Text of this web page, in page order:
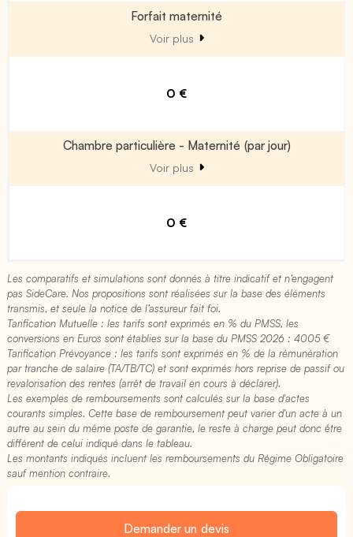
Forfait maternité
Voir plus
0 €
Chambre particulière - Maternité (par jour)
Voir plus
0 €
Les comparatifs et simulations sont donnés à titre indicatif et n’engagent
pas SideCare. Nos propositions sont réalisées sur la base des éléments
transmis, et seule la notice de l’assureur fait foi.
Tarification Mutuelle : les tarifs sont exprimés en % du PMSS, les
conversions en Euros sont établies sur la base du PMSS 2026 : 4005 €​
Tarification Prévoyance : les tarifs sont exprimés en % de la rémunération
par tranche de salaire (TA/TB/TC) et sont exprimés hors reprise de passif ou
revalorisation des rentes (arrêt de travail en cours à déclarer).
Les exemples de remboursements sont calculés sur la base d'actes
courants simples. Cette base de remboursement peut varier d'un acte à un
autre au sein du même poste de garantie, le reste à charge peut donc être
différent de celui indiqué dans le tableau.
Les montants indiqués incluent les remboursements du Régime Obligatoire
sauf mention contraire.
Demander un devis